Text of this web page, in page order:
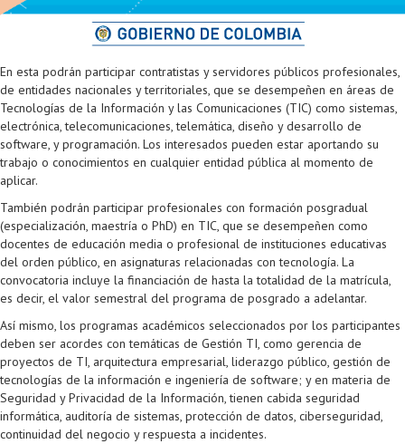
En esta podrán participar contratistas y servidores públicos profesionales,
de entidades nacionales y territoriales, que se desempeñen en áreas de
Tecnologías de la Información y las Comunicaciones (TIC) como sistemas,
electrónica, telecomunicaciones, telemática, diseño y desarrollo de
software, y programación. Los interesados pueden estar aportando su
trabajo o conocimientos en cualquier entidad pública al momento de
aplicar.
También podrán participar profesionales con formación posgradual
(especialización, maestría o PhD) en TIC, que se desempeñen como
docentes de educación media o profesional de instituciones educativas
del orden público, en asignaturas relacionadas con tecnología. La
convocatoria incluye la financiación de hasta la totalidad de la matrícula,
es decir, el valor semestral del programa de posgrado a adelantar.
Así mismo, los programas académicos seleccionados por los participantes
deben ser acordes con temáticas de Gestión TI, como gerencia de
proyectos de TI, arquitectura empresarial, liderazgo público, gestión de
tecnologías de la información e ingeniería de software; y en materia de
Seguridad y Privacidad de la Información, tienen cabida seguridad
informática, auditoría de sistemas, protección de datos, ciberseguridad,
continuidad del negocio y respuesta a incidentes.
Intercambios académicos
Ofertas
Práctica social
Proyecto de grado
Reingreso
Retiro voluntario
Transferencia
Tarifas
Grado
Maestría en Ingeniería de Sistemas y Computación (MISIS)
Escuela Internacional de Verano
Laboratorios de Seguridad de la Información
Protocolo de bioseguridad